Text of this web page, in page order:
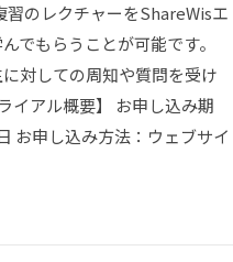
のレクチャーをShareWisエ
でもらうことが可能です。
対しての周知や質問を受け
イアル概要】 お申し込み期
お申し込み方法：ウェブサイ